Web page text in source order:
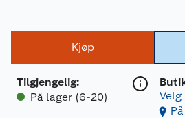
Kjøp
Tilgjengelig:
På lager (6-20)